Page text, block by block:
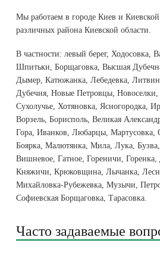
Мы работаем в городе Киев и
различных района Киевской области.
В частности: левый берег, Ходосовка,
Шпитьки, Борщаговка, Высшая
Дымер, Катюжанка, Лебедевка,
Дубечня, Новые Петровцы,
Сухолучье, Хотяновка, Ясногородка,
Ворзель, Борисполь, Великая
Гора, Иванков, Любарцы, Мартусовка,
Боярка, Малютянка, Мила, Лука, Бузва,
Вишневое, Гатное, Гореничи, Горенка,
Княжичи, Крюковщина, Лычанка,
Михайловка-Рубежевка, Музычи,
Софиевская Борщаговка, Тарасовка.
Часто задаваемые